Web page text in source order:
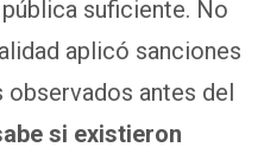
suficiente. No
aplicó sanciones
antes del
si existieron